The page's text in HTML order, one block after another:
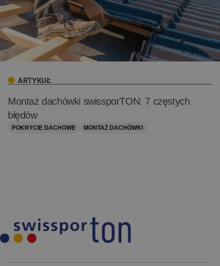
ARTYKUŁ
Montaż dachówki swissporTON: 7 częstych
błędów
POKRYCIE DACHOWE MONTAŻ DACHÓWKI